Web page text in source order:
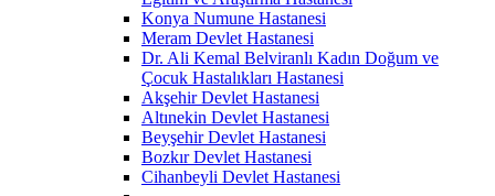
Konya Numune Hastanesi
Meram Devlet Hastanesi
Dr. Ali Kemal Belviranlı Kadın Doğum ve
Çocuk Hastalıkları Hastanesi
Akşehir Devlet Hastanesi
Altınekin Devlet Hastanesi
Beyşehir Devlet Hastanesi
Bozkır Devlet Hastanesi
Cihanbeyli Devlet Hastanesi